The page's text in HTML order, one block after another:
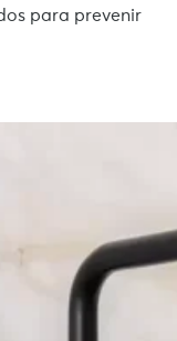
para prevenir